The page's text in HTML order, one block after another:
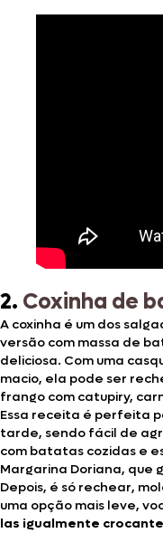
2. Coxinha de
A coxinha é um dos
versão com massa de
deliciosa. Com uma
macio, ela pode ser
frango com catupiry,
Essa receita é perfeita
tarde, sendo fácil de
com batatas cozidas e
Margarina Doriana, que
Depois, é só rechear,
uma opção mais leve,
las igualmente